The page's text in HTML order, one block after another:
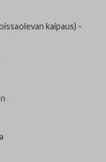
kaipaus) -